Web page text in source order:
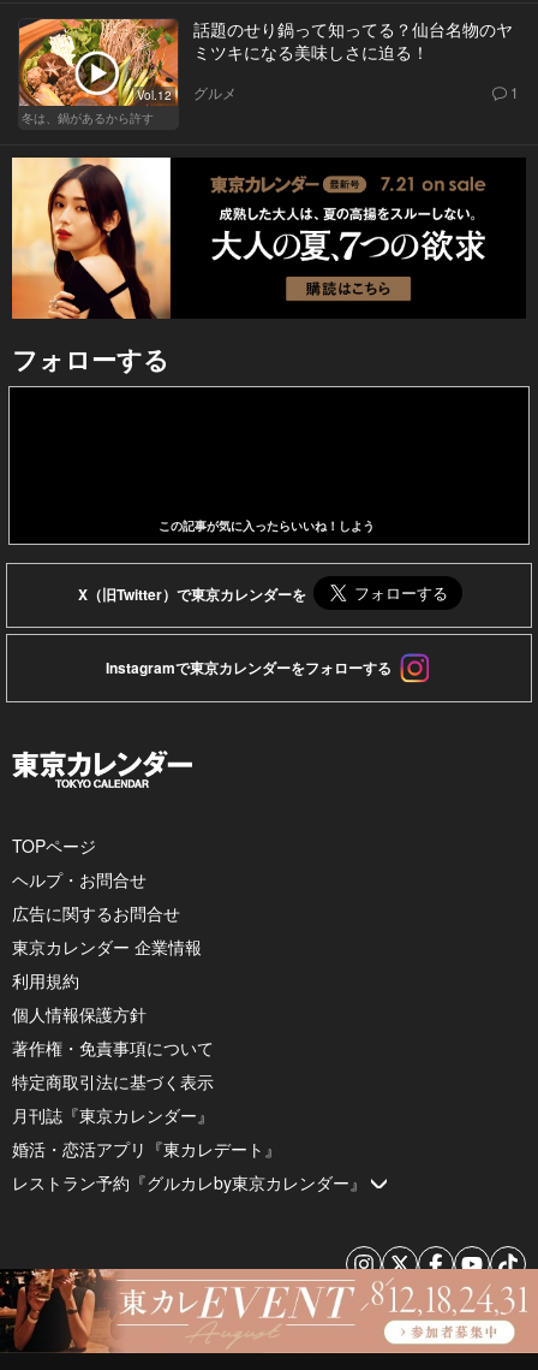
Vol.12
冬は、鍋があるから許す
話題のせり鍋って知ってる？仙台名物のヤ
ミツキになる美味しさに迫る！
グルメ 1
フォローする
この記事が気に入ったらいいね！しよう
X（旧Twitter）で東京カレンダーを
Instagramで東京カレンダーをフォローする
TOPページ
ヘルプ・お問合せ
広告に関するお問合せ
東京カレンダー 企業情報
利用規約
個人情報保護方針
著作権・免責事項について
特定商取引法に基づく表示
月刊誌『東京カレンダー』
婚活・恋活アプリ『東カレデート』
レストラン予約『グルカレby東京カレンダー』
© 2026 by Tokyo Calendar, Inc.